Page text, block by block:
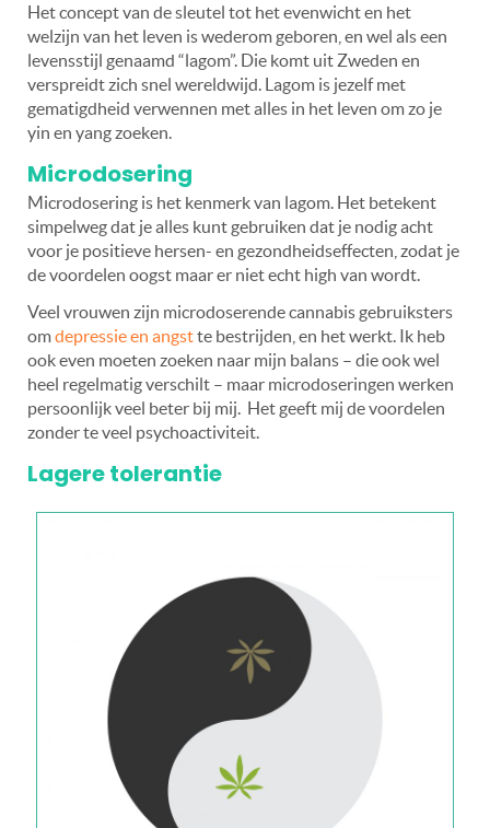
Het concept van de sleutel tot het evenwicht en het
welzijn van het leven is wederom geboren, en wel als een
levensstijl genaamd “lagom”. Die komt uit Zweden en
verspreidt zich snel wereldwijd. Lagom is jezelf met
gematigdheid verwennen met alles in het leven om zo je
yin en yang zoeken.
Microdosering
Microdosering is het kenmerk van lagom. Het betekent
simpelweg dat je alles kunt gebruiken dat je nodig acht
voor je positieve hersen- en gezondheidseffecten, zodat je
de voordelen oogst maar er niet echt high van wordt.
Veel vrouwen zijn microdoserende cannabis gebruiksters
omdepressie en angstte bestrijden, en het werkt. Ik heb
ook even moeten zoeken naar mijn balans – die ook wel
heel regelmatig verschilt – maar microdoseringen werken
persoonlijk veel beter bij mij. Het geeft mij de voordelen
zonder te veel psychoactiviteit.
Lagere tolerantie